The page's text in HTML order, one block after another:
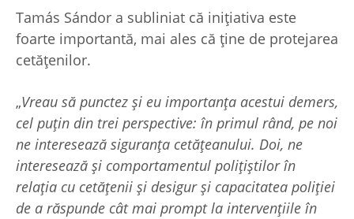
Tamás Sándor a subliniat că inițiativa este
foarte importantă, mai ales că ține de protejarea
cetățenilor.
„Vreau să punctez și eu importanța acestui demers,
cel puțin din trei perspective: în primul rând, pe noi
ne interesează siguranța cetățeanului. Doi, ne
interesează și comportamentul polițiștilor în
relația cu cetățenii și desigur și capacitatea poliției
de a răspunde cât mai prompt la intervențiile în